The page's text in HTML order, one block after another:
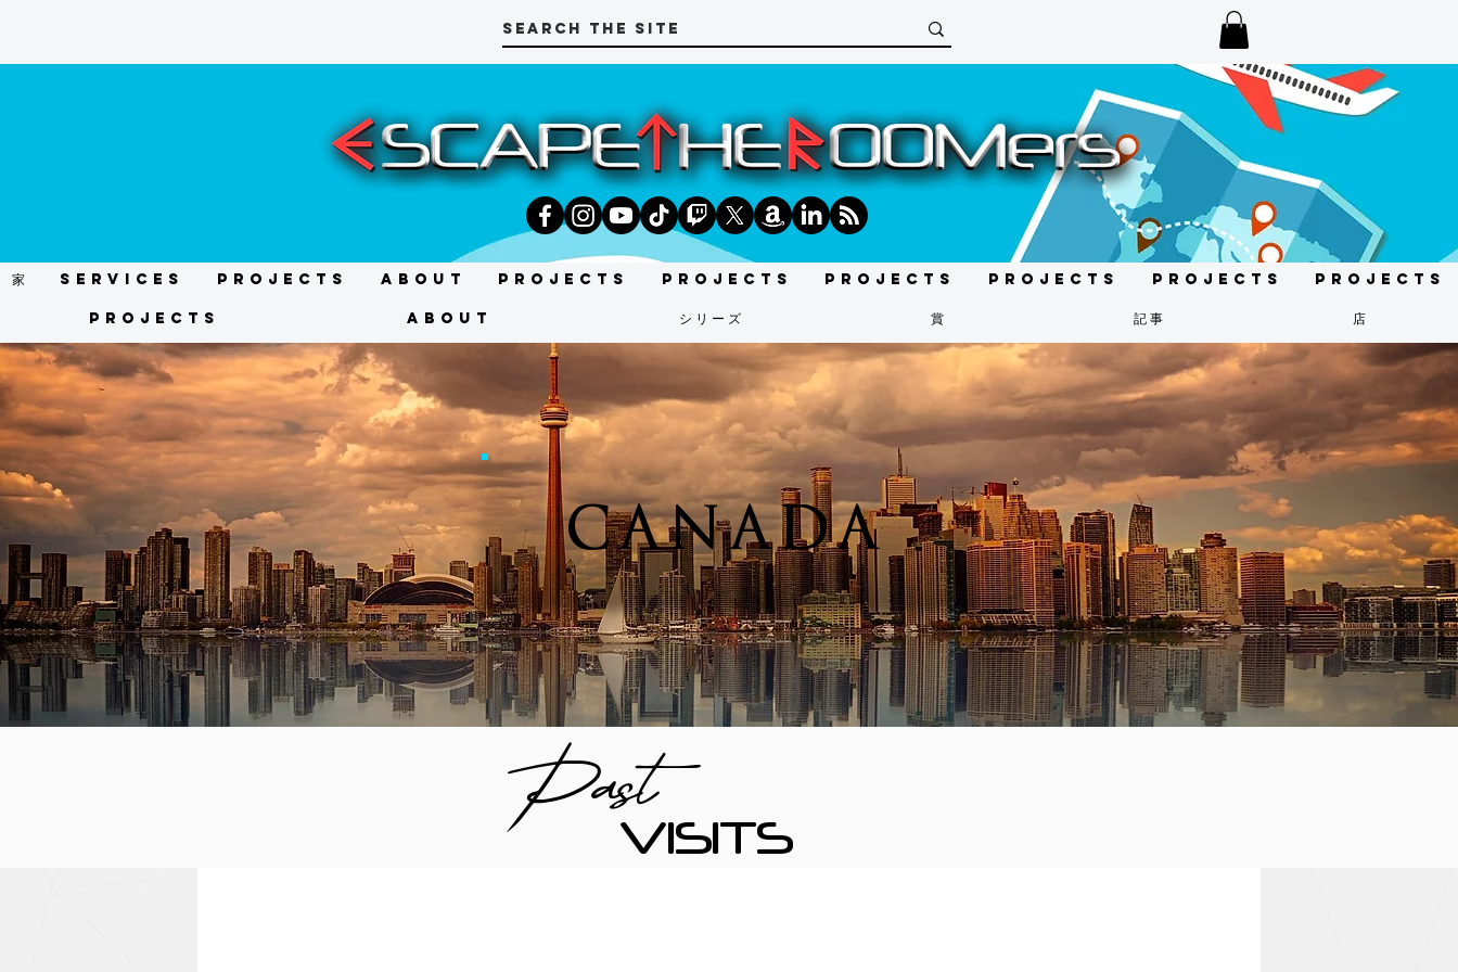
家 Services Projects About Projects Projects Projects Projects Projects Projects
Projects About シリーズ 賞 記事 店
CANADA
PastVISITS